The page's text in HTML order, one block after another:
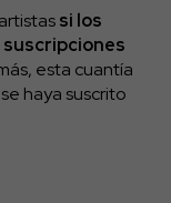
si los
esta cuantía
haya suscrito